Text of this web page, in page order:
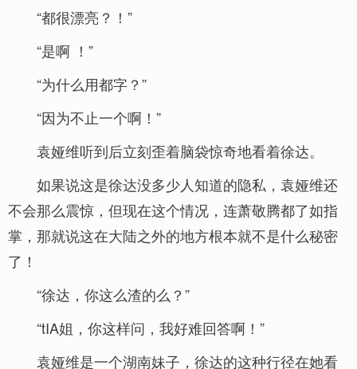
“都很漂亮？！”
“是啊 ！”
“为什么用都字？”
“因为不止一个啊！”
袁娅维听到后立刻歪着脑袋惊奇地看着徐达。
如果说这是徐达没多少人知道的隐私，袁娅维还
不会那么震惊，但现在这个情况，连萧敬腾都了如指
掌，那就说这在大陆之外的地方根本就不是什么秘密
了！
“徐达，你这么渣的么？”
“tIA姐，你这样问，我好难回答啊！”
袁娅维是一个湖南妹子，徐达的这种行径在她看